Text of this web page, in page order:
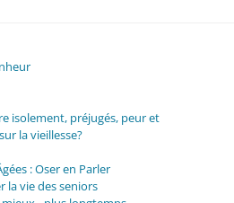
isolement, préjugés, peur et
la vieillesse?
: Oser en Parler
la vie des seniors